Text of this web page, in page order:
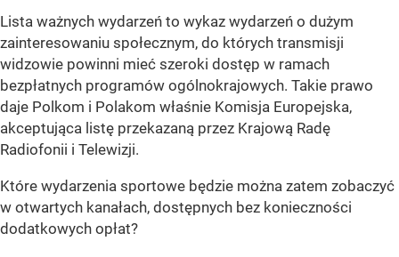
Lista ważnych wydarzeń to wykaz wydarzeń o dużym
zainteresowaniu społecznym, do których transmisji
widzowie powinni mieć szeroki dostęp w ramach
bezpłatnych programów ogólnokrajowych. Takie prawo
daje Polkom i Polakom właśnie Komisja Europejska,
akceptująca listę przekazaną przez Krajową Radę
Radiofonii i Telewizji.
Które wydarzenia sportowe będzie można zatem zobaczyć
w otwartych kanałach, dostępnych bez konieczności
dodatkowych opłat?